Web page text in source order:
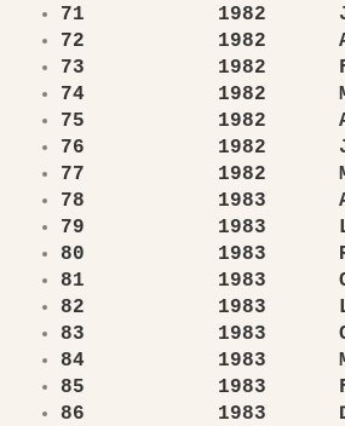
71 1982 JOSÉ
72 1982
73 1982
74 1982 M.
75 1982
76 1982
77 1982
78 1983 ANA
79 1983
80 1983
81 1983
82 1983
83 1983
84 1983
85 1983 FCO.
86 1983